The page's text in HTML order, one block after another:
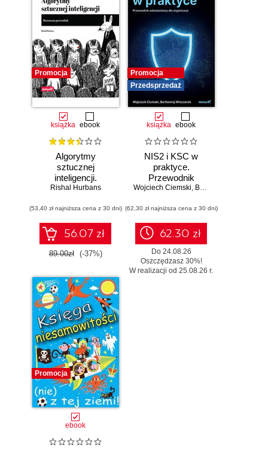
Promocja
książka ebook
Algorytmy
sztucznej
inteligencji.
Ilustrowany
Rishal Hurbans
(53,40 zł najniższa cena z 30 dni)
56.07 zł
89.00zł (-37%)
Promocja
Przedsprzedaż
książka ebook
NIS2 i KSC w
praktyce.
Przewodnik
wdrożeniowy dla
Wojciech Ciemski, Bartłomiej Wieczorek
(62,30 zł najniższa cena z 30 dni)
62.30 zł
Do 24.08.26
Oszczędzasz 30%!
W realizacji od 25.08.26 r.
Promocja
ebook